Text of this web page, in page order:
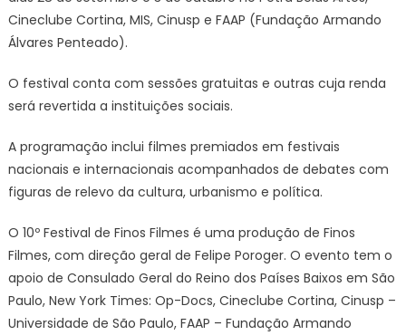
Cineclube Cortina, MIS, Cinusp e FAAP (Fundação Armando
Álvares Penteado).
O festival conta com sessões gratuitas e outras cuja renda
será revertida a instituições sociais.
A programação inclui filmes premiados em festivais
nacionais e internacionais acompanhados de debates com
figuras de relevo da cultura, urbanismo e política.
O 10º Festival de Finos Filmes é uma produção de Finos
Filmes, com direção geral de Felipe Poroger. O evento tem o
apoio de Consulado Geral do Reino dos Países Baixos em São
Paulo, New York Times: Op-Docs, Cineclube Cortina, Cinusp –
Universidade de São Paulo, FAAP – Fundação Armando